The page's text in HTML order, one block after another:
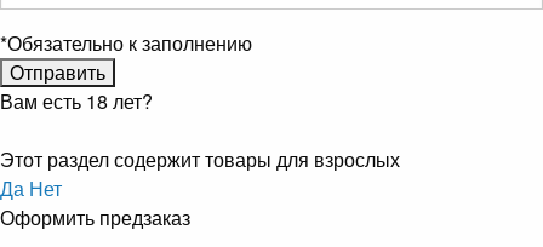
*Обязательно к заполнению
Вам есть 18 лет?
Этот раздел содержит товары для взрослых
Да Нет
Оформить предзаказ